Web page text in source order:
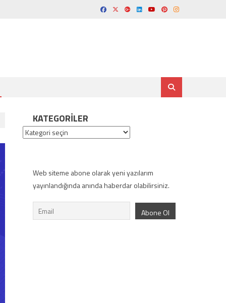
KATEGORILER
Kategoriler
Web siteme abone olarak yeni yazılarım
yayınlandığında anında haberdar olabilirsiniz.